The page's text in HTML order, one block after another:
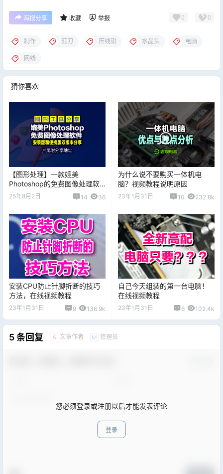
海报分享 收藏 举报 0 0
制作 剪刀 压线钳 水晶头 电脑
网线
猜你喜欢
【图形处理】一款媲美
Photoshop的免费图像处理软
件 Paint.NET v5.1.9 x64，片
尾附送安装版和便携版下载地
址
25年8月2日 14 36
为什么说不要购买一体机电
脑？视频教程说明原因
23年1月31日 10 232.8k
安装CPU防止针脚折断的技巧
方法，在线视频教程
23年1月31日 9 136.9k
自己今天组装的第一台电脑！
在线视频教程
23年1月31日 6 102.4k
5 条回复 A 文章作者 M 管理员
您必须登录或注册以后才能发表评论
登录